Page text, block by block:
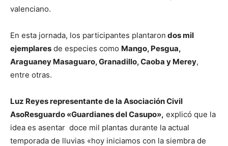
valenciano.
En esta jornada, los participantes plantaron dos mil
ejemplares de especies como Mango, Pesgua,
Araguaney Masaguaro, Granadillo, Caoba y Merey,
entre otras.
Luz Reyes representante de la Asociación Civil
AsoResguardo «Guardianes del Casupo», explicó que la
idea es asentar doce mil plantas durante la actual
temporada de lluvias «hoy iniciamos con la siembra de